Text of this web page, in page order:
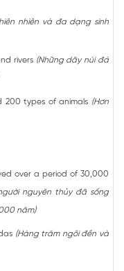
nhiên và đa dạng sinh
rivers (Những dãy núi đá
200 types of animals (Hơn
over a period of 30,000
nguyên thủy đã sống
năm)
(Hàng trăm ngôi đền và